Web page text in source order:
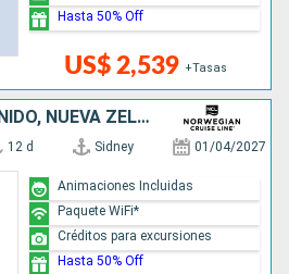
US$ 2,539 +Tasas
Hasta 50% Off
AUSTRALIA, REINO UNIDO, NUEVA ZELANDA
12 d Sidney 01/04/2027
Animaciones Incluidas
Paquete WiFi*
Créditos para excursiones
Hasta 50% Off